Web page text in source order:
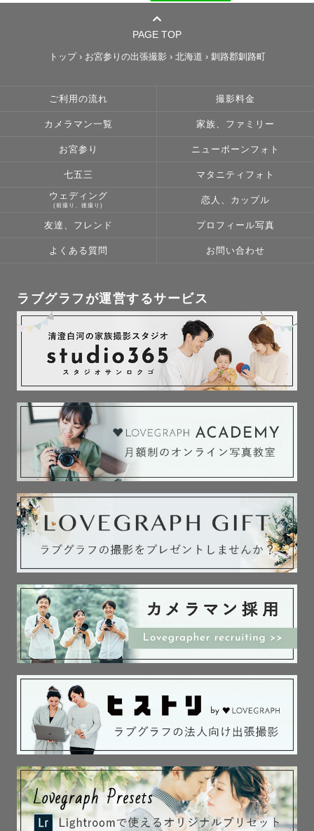
PAGE TOP
トップ› お宮参りの出張撮影 › 北海道 › 釧路郡釧路町
ご利用の流れ 撮影料金
カメラマン一覧 家族、ファミリー
お宮参り ニューボーンフォト
七五三 マタニティフォト
ウェディング
(前撮り、後撮り)
恋人、カップル
友達、フレンド プロフィール写真
よくある質問 お問い合わせ
ラブグラフが運営するサービス